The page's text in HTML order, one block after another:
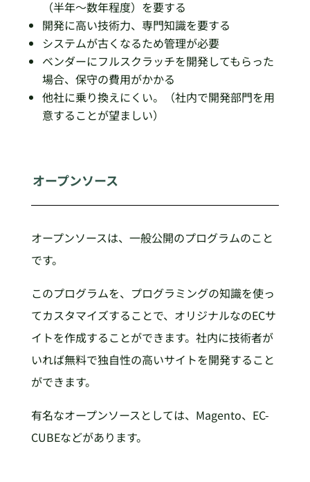
（半年～数年程度）を要する
開発に高い技術力、専門知識を要する
システムが古くなるため管理が必要
ベンダーにフルスクラッチを開発してもらった
場合、保守の費用がかかる
他社に乗り換えにくい。（社内で開発部門を用
意することが望ましい）
オープンソース
オープンソースは、一般公開のプログラムのこと
です。
このプログラムを、プログラミングの知識を使っ
てカスタマイズすることで、オリジナルなのECサ
イトを作成することができます。社内に技術者が
いれば無料で独自性の高いサイトを開発すること
ができます。
有名なオープンソースとしては、Magento、EC-
CUBEなどがあります。